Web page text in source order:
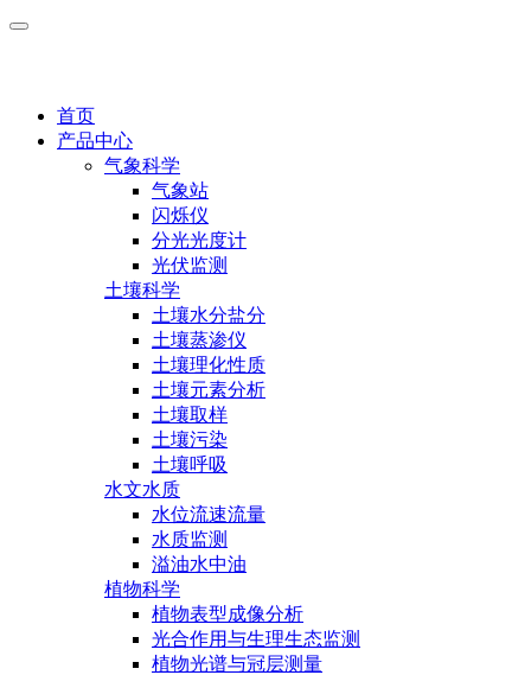
首页
产品中心
气象科学
气象站
闪烁仪
分光光度计
光伏监测
土壤科学
土壤水分盐分
土壤蒸渗仪
土壤理化性质
土壤元素分析
土壤取样
土壤污染
土壤呼吸
水文水质
水位流速流量
水质监测
溢油水中油
植物科学
植物表型成像分析
光合作用与生理生态监测
植物光谱与冠层测量